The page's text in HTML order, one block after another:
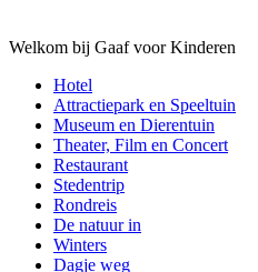
Welkom bij Gaaf voor Kinderen
Hotel
Attractiepark en Speeltuin
Museum en Dierentuin
Theater, Film en Concert
Restaurant
Stedentrip
Rondreis
De natuur in
Winters
Dagje weg